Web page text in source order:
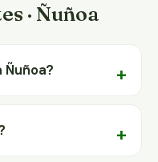
· Ñuñoa
Ñuñoa?